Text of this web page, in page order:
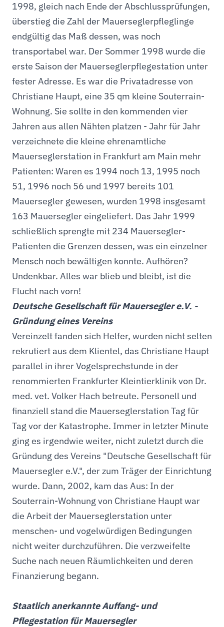
1998, gleich nach Ende der Abschlussprüfungen,
überstieg die Zahl der Mauerseglerpfleglinge
endgültig das Maß dessen, was noch
transportabel war. Der Sommer 1998 wurde die
erste Saison der Mauerseglerpflegestation unter
fester Adresse. Es war die Privatadresse von
Christiane Haupt, eine 35 qm kleine Souterrain-
Wohnung. Sie sollte in den kommenden vier
Jahren aus allen Nähten platzen - Jahr für Jahr
verzeichnete die kleine ehrenamtliche
Mauerseglerstation in Frankfurt am Main mehr
Patienten: Waren es 1994 noch 13, 1995 noch
51, 1996 noch 56 und 1997 bereits 101
Mauersegler gewesen, wurden 1998 insgesamt
163 Mauersegler eingeliefert. Das Jahr 1999
schließlich sprengte mit 234 Mauersegler-
Patienten die Grenzen dessen, was ein einzelner
Mensch noch bewältigen konnte. Aufhören?
Undenkbar. Alles war blieb und bleibt, ist die
Flucht nach vorn!
Deutsche Gesellschaft für Mauersegler e.V. -
Gründung eines Vereins
Vereinzelt fanden sich Helfer, wurden nicht selten
rekrutiert aus dem Klientel, das Christiane Haupt
parallel in ihrer Vogelsprechstunde in der
renommierten Frankfurter Kleintierklinik von Dr.
med. vet. Volker Hach betreute. Personell und
finanziell stand die Mauerseglerstation Tag für
Tag vor der Katastrophe. Immer in letzter Minute
ging es irgendwie weiter, nicht zuletzt durch die
Gründung des Vereins "Deutsche Gesellschaft für
Mauersegler e.V.", der zum Träger der Einrichtung
wurde. Dann, 2002, kam das Aus: In der
Souterrain-Wohnung von Christiane Haupt war
die Arbeit der Mauerseglerstation unter
menschen- und vogelwürdigen Bedingungen
nicht weiter durchzuführen. Die verzweifelte
Suche nach neuen Räumlichkeiten und deren
Finanzierung begann.
Staatlich anerkannte Auffang- und
Pflegestation für Mauersegler